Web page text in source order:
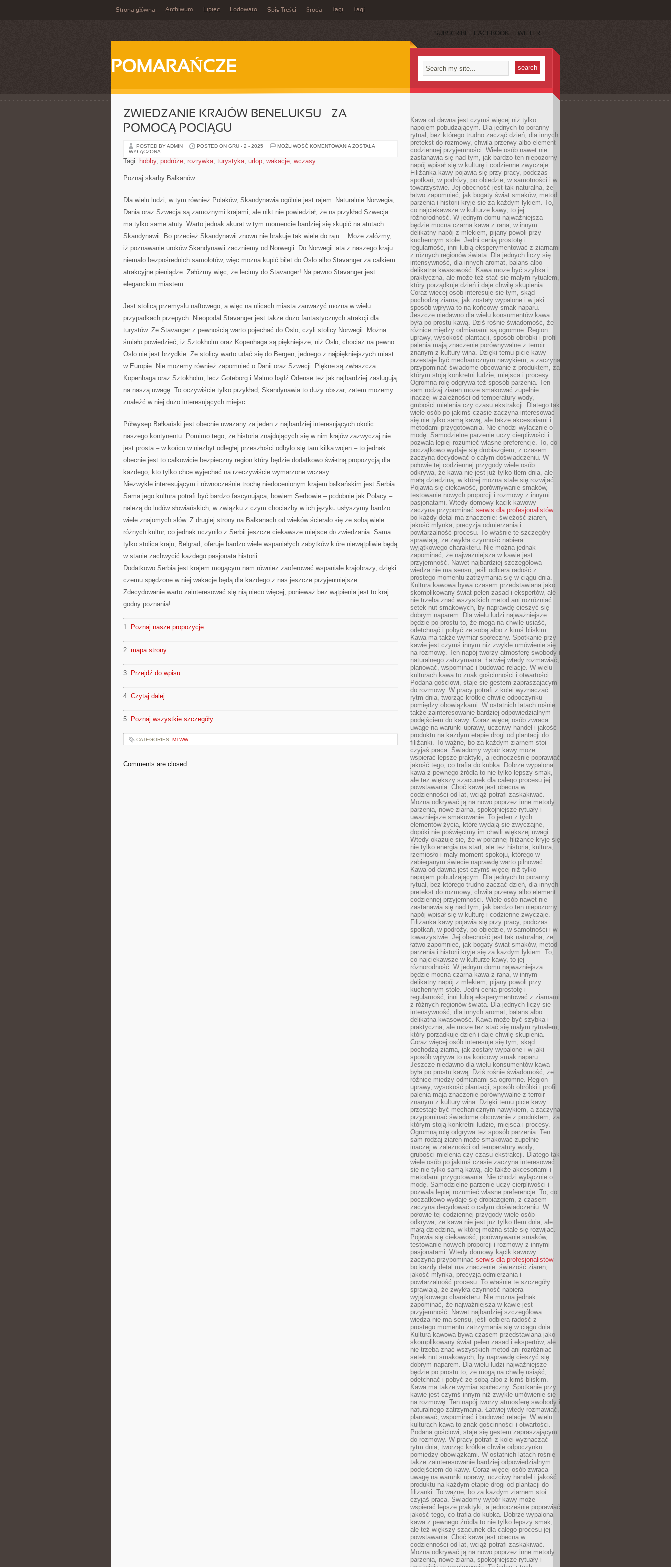
Strona główna Archiwum Lipiec Lodowato Spis Treści Środa Tagi Tagi
SUBSCRIBE FACEBOOK TWITTER
POMARAŃCZE
ZWIEDZANIE KRAJÓW BENELUKSU – ZA
POMOCĄ POCIĄGU
POSTED BY ADMIN POSTED ON GRU - 2 - 2025 MOŻLIWOŚĆ KOMENTOWANIA ZWIEDZANIE
ZOSTAŁA
WYŁĄCZONA
Tagi: hobby, podróże, rozrywka, turystyka, urlop, wakacje, wczasy
Poznaj skarby Bałkanów
Dla wielu ludzi, w tym również Polaków, Skandynawia ogólnie jest rajem. Naturalnie Norwegia,
Dania oraz Szwecja są zamożnymi krajami, ale nikt nie powiedział, że na przykład Szwecja
ma tylko same atuty. Warto jednak akurat w tym momencie bardziej się skupić na atutach
Skandynawii. Bo przecież Skandynawii znowu nie brakuje tak wiele do raju… Może załóżmy,
iż poznawanie uroków Skandynawii zaczniemy od Norwegii. Do Norwegii lata z naszego kraju
niemało bezpośrednich samolotów, więc można kupić bilet do Oslo albo Stavanger za całkiem
atrakcyjne pieniądze. Załóżmy więc, że lecimy do Stavanger! Na pewno Stavanger jest
eleganckim miastem.
Jest stolicą przemysłu naftowego, a więc na ulicach miasta zauważyć można w wielu
przypadkach przepych. Nieopodal Stavanger jest także dużo fantastycznych atrakcji dla
turystów. Ze Stavanger z pewnością warto pojechać do Oslo, czyli stolicy Norwegii. Można
śmiało powiedzieć, iż Sztokholm oraz Kopenhaga są piękniejsze, niż Oslo, chociaż na pewno
Oslo nie jest brzydkie. Ze stolicy warto udać się do Bergen, jednego z najpiękniejszych miast
w Europie. Nie możemy również zapomnieć o Danii oraz Szwecji. Piękne są zwłaszcza
Kopenhaga oraz Sztokholm, lecz Goteborg i Malmo bądź Odense też jak najbardziej zasługują
na naszą uwagę. To oczywiście tylko przykład, Skandynawia to duży obszar, zatem możemy
znaleźć w niej dużo interesujących miejsc.
Półwysep Bałkański jest obecnie uważany za jeden z najbardziej interesujących okolic
naszego kontynentu. Pomimo tego, że historia znajdujących się w nim krajów zazwyczaj nie
jest prosta – w końcu w niezbyt odległej przeszłości odbyło się tam kilka wojen – to jednak
obecnie jest to całkowicie bezpieczny region który będzie dodatkowo świetną propozycją dla
każdego, kto tylko chce wyjechać na rzeczywiście wymarzone wczasy.
Niezwykle interesującym i równocześnie trochę niedocenionym krajem bałkańskim jest Serbia.
Sama jego kultura potrafi być bardzo fascynująca, bowiem Serbowie – podobnie jak Polacy –
należą do ludów słowiańskich, w związku z czym chociażby w ich języku usłyszymy bardzo
wiele znajomych słów. Z drugiej strony na Bałkanach od wieków ścierało się ze sobą wiele
różnych kultur, co jednak uczyniło z Serbii jeszcze ciekawsze miejsce do zwiedzania. Sama
tylko stolica kraju, Belgrad, oferuje bardzo wiele wspaniałych zabytków które niewątpliwie będą
w stanie zachwycić każdego pasjonata historii.
Dodatkowo Serbia jest krajem mogącym nam również zaoferować wspaniałe krajobrazy, dzięki
czemu spędzone w niej wakacje będą dla każdego z nas jeszcze przyjemniejsze.
Zdecydowanie warto zainteresować się nią nieco więcej, ponieważ bez wątpienia jest to kraj
godny poznania!
1. Poznaj nasze propozycje
2. mapa strony
3. Przejdź do wpisu
4. Czytaj dalej
5. Poznaj wszystkie szczegóły
CATEGORIES: MTWW
Comments are closed.
Kawa od dawna jest czymś więcej niż tylko
napojem pobudzającym. Dla jednych to poranny
rytuał, bez którego trudno zacząć dzień, dla innych
pretekst do rozmowy, chwila przerwy albo element
codziennej przyjemności. Wiele osób nawet nie
zastanawia się nad tym, jak bardzo ten niepozorny
napój wpisał się w kulturę i codzienne zwyczaje.
Filiżanka kawy pojawia się przy pracy, podczas
spotkań, w podróży, po obiedzie, w samotności i w
towarzystwie. Jej obecność jest tak naturalna, że
łatwo zapomnieć, jak bogaty świat smaków, metod
parzenia i historii kryje się za każdym łykiem. To,
co najciekawsze w kulturze kawy, to jej
różnorodność. W jednym domu najważniejsza
będzie mocna czarna kawa z rana, w innym
delikatny napój z mlekiem, pijany powoli przy
kuchennym stole. Jedni cenią prostotę i
regularność, inni lubią eksperymentować z ziarnami
z różnych regionów świata. Dla jednych liczy się
intensywność, dla innych aromat, balans albo
delikatna kwasowość. Kawa może być szybka i
praktyczna, ale może też stać się małym rytuałem,
który porządkuje dzień i daje chwilę skupienia.
Coraz więcej osób interesuje się tym, skąd
pochodzą ziarna, jak zostały wypalone i w jaki
sposób wpływa to na końcowy smak naparu.
Jeszcze niedawno dla wielu konsumentów kawa
była po prostu kawą. Dziś rośnie świadomość, że
różnice między odmianami są ogromne. Region
uprawy, wysokość plantacji, sposób obróbki i profil
palenia mają znaczenie porównywalne z terroir
znanym z kultury wina. Dzięki temu picie kawy
przestaje być mechanicznym nawykiem, a zaczyna
przypominać świadome obcowanie z produktem, za
którym stoją konkretni ludzie, miejsca i procesy.
Ogromną rolę odgrywa też sposób parzenia. Ten
sam rodzaj ziaren może smakować zupełnie
inaczej w zależności od temperatury wody,
grubości mielenia czy czasu ekstrakcji. Dlatego tak
wiele osób po jakimś czasie zaczyna interesować
się nie tylko samą kawą, ale także akcesoriami i
metodami przygotowania. Nie chodzi wyłącznie o
modę. Samodzielne parzenie uczy cierpliwości i
pozwala lepiej rozumieć własne preferencje. To, co
początkowo wydaje się drobiazgiem, z czasem
zaczyna decydować o całym doświadczeniu. W
połowie tej codziennej przygody wiele osób
odkrywa, że kawa nie jest już tylko tłem dnia, ale
małą dziedziną, w której można stale się rozwijać.
Pojawia się ciekawość, porównywanie smaków,
testowanie nowych proporcji i rozmowy z innymi
pasjonatami. Wtedy domowy kącik kawowy
zaczyna przypominać serwis dla profesjonalistów
bo każdy detal ma znaczenie: świeżość ziaren,
jakość młynka, precyzja odmierzania i
powtarzalność procesu. To właśnie te szczegóły
sprawiają, że zwykła czynność nabiera
wyjątkowego charakteru. Nie można jednak
zapominać, że najważniejsza w kawie jest
przyjemność. Nawet najbardziej szczegółowa
wiedza nie ma sensu, jeśli odbiera radość z
prostego momentu zatrzymania się w ciągu dnia.
Kultura kawowa bywa czasem przedstawiana jako
skomplikowany świat pełen zasad i ekspertów, ale
nie trzeba znać wszystkich metod ani rozróżniać
setek nut smakowych, by naprawdę cieszyć się
dobrym naparem. Dla wielu ludzi najważniejsze
będzie po prostu to, że mogą na chwilę usiąść,
odetchnąć i pobyć ze sobą albo z kimś bliskim.
Kawa ma także wymiar społeczny. Spotkanie przy
kawie jest czymś innym niż zwykłe umówienie się
na rozmowę. Ten napój tworzy atmosferę swobody i
naturalnego zatrzymania. Łatwiej wtedy rozmawiać,
planować, wspominać i budować relacje. W wielu
kulturach kawa to znak gościnności i otwartości.
Podana gościowi, staje się gestem zapraszającym
do rozmowy. W pracy potrafi z kolei wyznaczać
rytm dnia, tworząc krótkie chwile odpoczynku
pomiędzy obowiązkami. W ostatnich latach rośnie
także zainteresowanie bardziej odpowiedzialnym
podejściem do kawy. Coraz więcej osób zwraca
uwagę na warunki uprawy, uczciwy handel i jakość
produktu na każdym etapie drogi od plantacji do
filiżanki. To ważne, bo za każdym ziarnem stoi
czyjaś praca. Świadomy wybór kawy może
wspierać lepsze praktyki, a jednocześnie poprawiać
jakość tego, co trafia do kubka. Dobrze wypalona
kawa z pewnego źródła to nie tylko lepszy smak,
ale też większy szacunek dla całego procesu jej
powstawania. Choć kawa jest obecna w
codzienności od lat, wciąż potrafi zaskakiwać.
Można odkrywać ją na nowo poprzez inne metody
parzenia, nowe ziarna, spokojniejsze rytuały i
uważniejsze smakowanie. To jeden z tych
elementów życia, które wydają się zwyczajne,
dopóki nie poświęcimy im chwili większej uwagi.
Wtedy okazuje się, że w porannej filiżance kryje się
nie tylko energia na start, ale też historia, kultura,
rzemiosło i mały moment spokoju, którego w
zabieganym świecie naprawdę warto pilnować.
Kawa od dawna jest czymś więcej niż tylko
napojem pobudzającym. Dla jednych to poranny
rytuał, bez którego trudno zacząć dzień, dla innych
pretekst do rozmowy, chwila przerwy albo element
codziennej przyjemności. Wiele osób nawet nie
zastanawia się nad tym, jak bardzo ten niepozorny
napój wpisał się w kulturę i codzienne zwyczaje.
Filiżanka kawy pojawia się przy pracy, podczas
spotkań, w podróży, po obiedzie, w samotności i w
towarzystwie. Jej obecność jest tak naturalna, że
łatwo zapomnieć, jak bogaty świat smaków, metod
parzenia i historii kryje się za każdym łykiem. To,
co najciekawsze w kulturze kawy, to jej
różnorodność. W jednym domu najważniejsza
będzie mocna czarna kawa z rana, w innym
delikatny napój z mlekiem, pijany powoli przy
kuchennym stole. Jedni cenią prostotę i
regularność, inni lubią eksperymentować z ziarnami
z różnych regionów świata. Dla jednych liczy się
intensywność, dla innych aromat, balans albo
delikatna kwasowość. Kawa może być szybka i
praktyczna, ale może też stać się małym rytuałem,
który porządkuje dzień i daje chwilę skupienia.
Coraz więcej osób interesuje się tym, skąd
pochodzą ziarna, jak zostały wypalone i w jaki
sposób wpływa to na końcowy smak naparu.
Jeszcze niedawno dla wielu konsumentów kawa
była po prostu kawą. Dziś rośnie świadomość, że
różnice między odmianami są ogromne. Region
uprawy, wysokość plantacji, sposób obróbki i profil
palenia mają znaczenie porównywalne z terroir
znanym z kultury wina. Dzięki temu picie kawy
przestaje być mechanicznym nawykiem, a zaczyna
przypominać świadome obcowanie z produktem, za
którym stoją konkretni ludzie, miejsca i procesy.
Ogromną rolę odgrywa też sposób parzenia. Ten
sam rodzaj ziaren może smakować zupełnie
inaczej w zależności od temperatury wody,
grubości mielenia czy czasu ekstrakcji. Dlatego tak
wiele osób po jakimś czasie zaczyna interesować
się nie tylko samą kawą, ale także akcesoriami i
metodami przygotowania. Nie chodzi wyłącznie o
modę. Samodzielne parzenie uczy cierpliwości i
pozwala lepiej rozumieć własne preferencje. To, co
początkowo wydaje się drobiazgiem, z czasem
zaczyna decydować o całym doświadczeniu. W
połowie tej codziennej przygody wiele osób
odkrywa, że kawa nie jest już tylko tłem dnia, ale
małą dziedziną, w której można stale się rozwijać.
Pojawia się ciekawość, porównywanie smaków,
testowanie nowych proporcji i rozmowy z innymi
pasjonatami. Wtedy domowy kącik kawowy
zaczyna przypominać serwis dla profesjonalistów
bo każdy detal ma znaczenie: świeżość ziaren,
jakość młynka, precyzja odmierzania i
powtarzalność procesu. To właśnie te szczegóły
sprawiają, że zwykła czynność nabiera
wyjątkowego charakteru. Nie można jednak
zapominać, że najważniejsza w kawie jest
przyjemność. Nawet najbardziej szczegółowa
wiedza nie ma sensu, jeśli odbiera radość z
prostego momentu zatrzymania się w ciągu dnia.
Kultura kawowa bywa czasem przedstawiana jako
skomplikowany świat pełen zasad i ekspertów, ale
nie trzeba znać wszystkich metod ani rozróżniać
setek nut smakowych, by naprawdę cieszyć się
dobrym naparem. Dla wielu ludzi najważniejsze
będzie po prostu to, że mogą na chwilę usiąść,
odetchnąć i pobyć ze sobą albo z kimś bliskim.
Kawa ma także wymiar społeczny. Spotkanie przy
kawie jest czymś innym niż zwykłe umówienie się
na rozmowę. Ten napój tworzy atmosferę swobody i
naturalnego zatrzymania. Łatwiej wtedy rozmawiać,
planować, wspominać i budować relacje. W wielu
kulturach kawa to znak gościnności i otwartości.
Podana gościowi, staje się gestem zapraszającym
do rozmowy. W pracy potrafi z kolei wyznaczać
rytm dnia, tworząc krótkie chwile odpoczynku
pomiędzy obowiązkami. W ostatnich latach rośnie
także zainteresowanie bardziej odpowiedzialnym
podejściem do kawy. Coraz więcej osób zwraca
uwagę na warunki uprawy, uczciwy handel i jakość
produktu na każdym etapie drogi od plantacji do
filiżanki. To ważne, bo za każdym ziarnem stoi
czyjaś praca. Świadomy wybór kawy może
wspierać lepsze praktyki, a jednocześnie poprawiać
jakość tego, co trafia do kubka. Dobrze wypalona
kawa z pewnego źródła to nie tylko lepszy smak,
ale też większy szacunek dla całego procesu jej
powstawania. Choć kawa jest obecna w
codzienności od lat, wciąż potrafi zaskakiwać.
Można odkrywać ją na nowo poprzez inne metody
parzenia, nowe ziarna, spokojniejsze rytuały i